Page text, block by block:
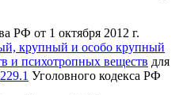
РФ от 1 октября 2012 г.
крупный и особо крупный
и психотропных веществ для
229.1 Уголовного кодекса РФ